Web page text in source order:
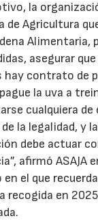
la
de Agricultura
Alimentaria,
asegurar
hay contrato de
la uva a
cualquiera
la legalidad, y la
debe actuar
afirmó ASAJA
el que
recogida en